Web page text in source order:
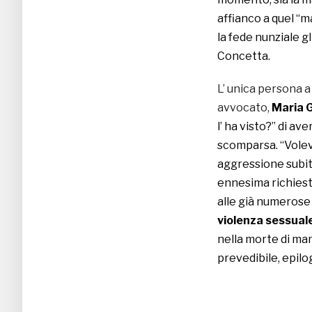
affianco a quel
la fede nunziale
Concetta.
L’ unica persona
avvocato, Maria
l’ ha visto?” di
scomparsa.
aggressione
ennesima
alle già
violenza
nella morte di
prevedibile,